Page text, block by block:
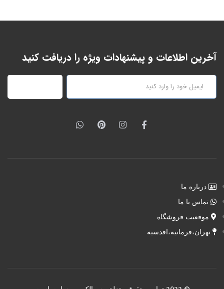
آخرین اطلاعات و پیشنهادات ویژه را دریافت کنید
درباره ما
تماس با ما
موقعیت فروشگاه
تهران،فرمانیه،اقدسیه